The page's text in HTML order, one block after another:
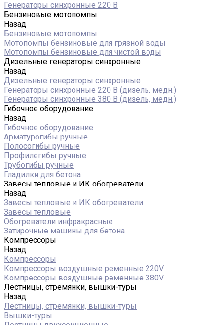
Генераторы синхронные 220 В
Бензиновые мотопомпы
Назад
Бензиновые мотопомпы
Мотопомпы бензиновые для грязной воды
Мотопомпы бензиновые для чистой воды
Дизельные генераторы синхронные
Назад
Дизельные генераторы синхронные
Генераторы синхронные 220 В (дизель, медн.)
Генераторы синхронные 380 В (дизель, медн.)
Гибочное оборудование
Назад
Гибочное оборудование
Арматурогибы ручные
Полосогибы ручные
Профилегибы ручные
Трубогибы ручные
Гладилки для бетона
Завесы тепловые и ИК обогреватели
Назад
Завесы тепловые и ИК обогреватели
Завесы тепловые
Обогреватели инфракрасные
Затирочные машины для бетона
Компрессоры
Назад
Компрессоры
Компрессоры воздушные ременные 220V
Компрессоры воздушные ременные 380V
Лестницы, стремянки, вышки-туры
Назад
Лестницы, стремянки, вышки-туры
Вышки-туры